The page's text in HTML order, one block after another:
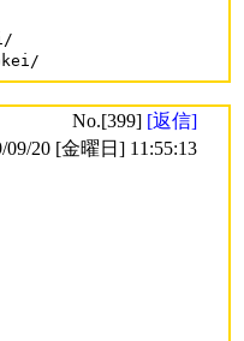
No.[399] [返信]
20 [金曜日] 11:55:13